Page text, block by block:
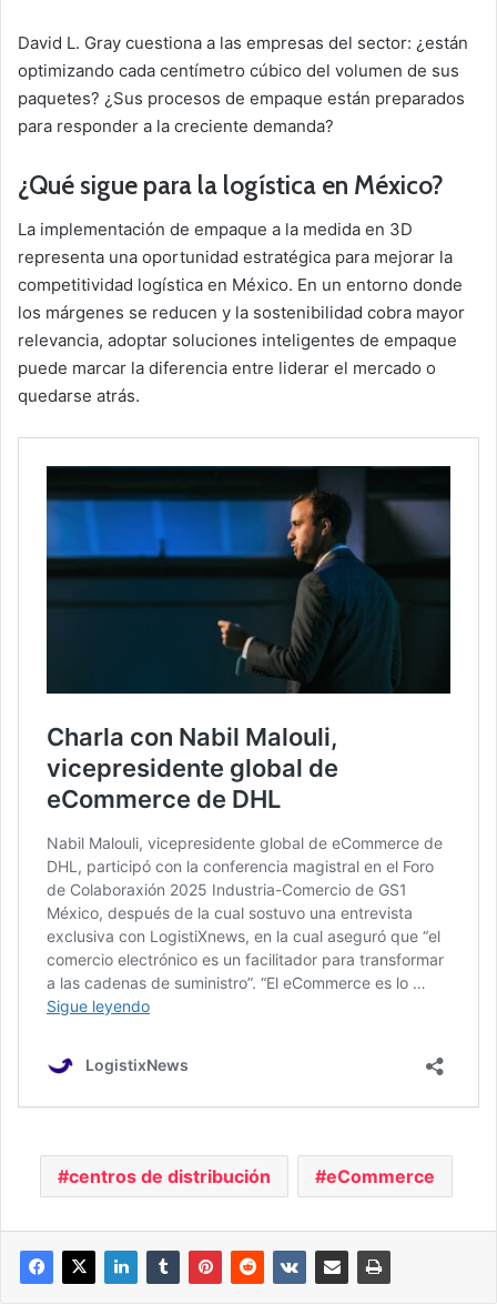
David L. Gray cuestiona a las empresas del sector: ¿están
optimizando cada centímetro cúbico del volumen de sus
paquetes? ¿Sus procesos de empaque están preparados
para responder a la creciente demanda?
¿Qué sigue para la logística en México?
La implementación de empaque a la medida en 3D
representa una oportunidad estratégica para mejorar la
competitividad logística en México. En un entorno donde
los márgenes se reducen y la sostenibilidad cobra mayor
relevancia, adoptar soluciones inteligentes de empaque
puede marcar la diferencia entre liderar el mercado o
quedarse atrás.
centros de distribución eCommerce